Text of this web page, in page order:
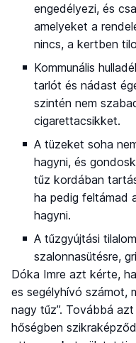
engedélyezi, és
amelyeket a
nincs, a kertben
Kommunális
tarlót és nádast
szintén nem
cigarettacsikket.
A tüzeket soha
hagyni, és
tűz kordában
ha pedig feltámad
hagyni.
A tűzgyújtási
szalonnasütésre,
Dóka Imre azt kérte,
es segélyhívó számot,
nagy tűz”. Továbbá
hőségben